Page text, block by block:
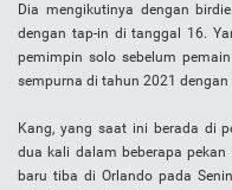
Dia mengikutinya dengan
dengan tap-in di tanggal 16.
pemimpin solo sebelum
sempurna di tahun 2021 dengan
Kang, yang saat ini berada di
dua kali dalam beberapa pekan
baru tiba di Orlando pada